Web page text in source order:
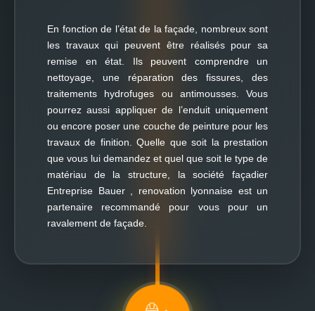
En fonction de l’état de la façade, nombreux sont
les travaux qui peuvent être réalisés pour sa
remise en état. Ils peuvent comprendre un
nettoyage, une réparation des fissures, des
traitements hydrofuges ou antimousses. Vous
pourrez aussi appliquer de l’enduit uniquement
ou encore poser une couche de peinture pour les
travaux de finition. Quelle que soit la prestation
que vous lui demandez et quel que soit le type de
matériau de la structure, la société façadier
Entreprise Bauer , renovation lyonnaise est un
partenaire recommandé pour vous pour un
ravalement de façade.